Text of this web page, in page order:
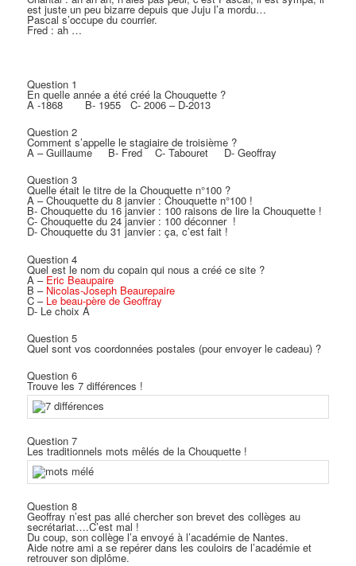
est juste un peu bizarre depuis que Juju l’a mordu…
Pascal s’occupe du courrier.
Fred : ah …
Question 1
En quelle année a été créé la Chouquette ?
A -1868 B- 1955 C- 2006 – D-2013
Question 2
Comment s’appelle le stagiaire de troisième ?
A – Guillaume B- Fred C- Tabouret D- Geoffray
Question 3
Quelle était le titre de la Chouquette n°100 ?
A – Chouquette du 8 janvier : Chouquette n°100 !
B- Chouquette du 16 janvier : 100 raisons de lire la Chouquette !
C- Chouquette du 24 janvier : 100 déconner !
D- Chouquette du 31 janvier : ça, c’est fait !
Question 4
Quel est le nom du copain qui nous a créé ce site ?
A – Eric Beaupaire
B – Nicolas-Joseph Beaurepaire
C – Le beau-père de Geoffray
D- Le choix A
Question 5
Quel sont vos coordonnées postales (pour envoyer le cadeau) ?
Question 6
Trouve les 7 différences !
Question 7
Les traditionnels mots mêlés de la Chouquette !
Question 8
Geoffray n’est pas allé chercher son brevet des collèges au
secrétariat….C’est mal !
Du coup, son collège l’a envoyé à l’académie de Nantes.
Aide notre ami a se repérer dans les couloirs de l’académie et
retrouver son diplôme.